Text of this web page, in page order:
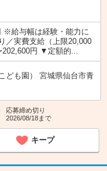
※給与幅は経験・能力に
／実費支給（上限20,000
202,600円 ▼定額的...
ども園） 宮城県仙台市青
応募締め切り
2026/08/18まで
キープ